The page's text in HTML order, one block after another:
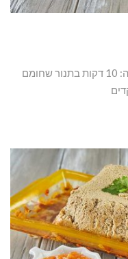
כ 30 עוגיות זמן ההכנה: 10 דקות זמן אפיה: 10 דקות בתנור שחומם